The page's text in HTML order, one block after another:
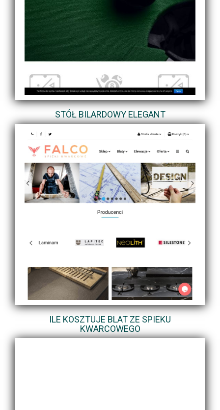
STÓŁ BILARDOWY ELEGANT
ILE KOSZTUJE BLAT ZE SPIEKU
KWARCOWEGO